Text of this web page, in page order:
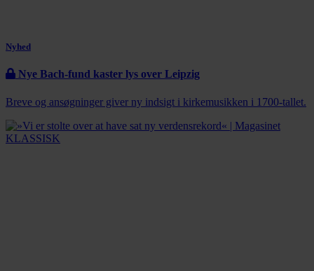
Nyhed
Nye Bach-fund kaster lys over Leipzig
Breve og ansøgninger giver ny indsigt i kirkemusikken i 1700-tallet.